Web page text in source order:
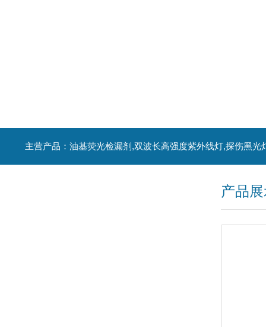
主营产品：油基荧光检漏剂,双波长高强度紫外线灯,探伤黑光
产品